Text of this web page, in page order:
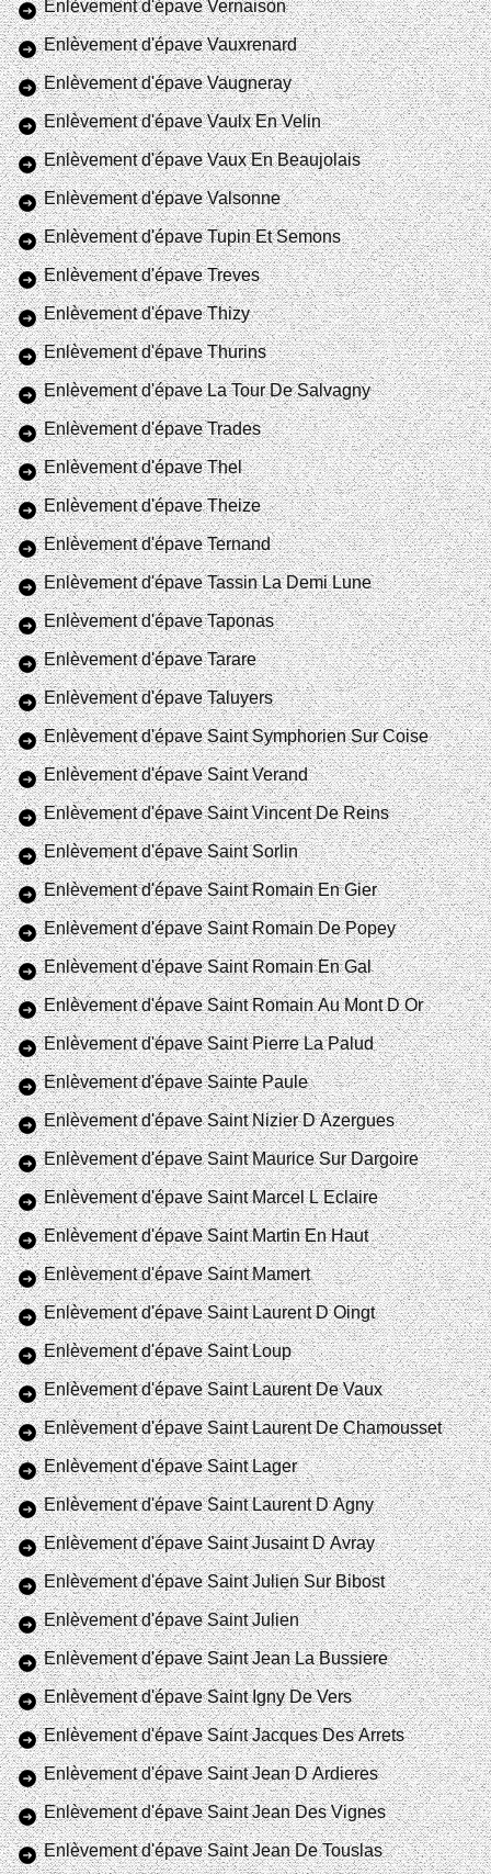
Enlèvement d'épave Vernaison
Enlèvement d'épave Vauxrenard
Enlèvement d'épave Vaugneray
Enlèvement d'épave Vaulx En Velin
Enlèvement d'épave Vaux En Beaujolais
Enlèvement d'épave Valsonne
Enlèvement d'épave Tupin Et Semons
Enlèvement d'épave Treves
Enlèvement d'épave Thizy
Enlèvement d'épave Thurins
Enlèvement d'épave La Tour De Salvagny
Enlèvement d'épave Trades
Enlèvement d'épave Thel
Enlèvement d'épave Theize
Enlèvement d'épave Ternand
Enlèvement d'épave Tassin La Demi Lune
Enlèvement d'épave Taponas
Enlèvement d'épave Tarare
Enlèvement d'épave Taluyers
Enlèvement d'épave Saint Symphorien Sur Coise
Enlèvement d'épave Saint Verand
Enlèvement d'épave Saint Vincent De Reins
Enlèvement d'épave Saint Sorlin
Enlèvement d'épave Saint Romain En Gier
Enlèvement d'épave Saint Romain De Popey
Enlèvement d'épave Saint Romain En Gal
Enlèvement d'épave Saint Romain Au Mont D Or
Enlèvement d'épave Saint Pierre La Palud
Enlèvement d'épave Sainte Paule
Enlèvement d'épave Saint Nizier D Azergues
Enlèvement d'épave Saint Maurice Sur Dargoire
Enlèvement d'épave Saint Marcel L Eclaire
Enlèvement d'épave Saint Martin En Haut
Enlèvement d'épave Saint Mamert
Enlèvement d'épave Saint Laurent D Oingt
Enlèvement d'épave Saint Loup
Enlèvement d'épave Saint Laurent De Vaux
Enlèvement d'épave Saint Laurent De Chamousset
Enlèvement d'épave Saint Lager
Enlèvement d'épave Saint Laurent D Agny
Enlèvement d'épave Saint Jusaint D Avray
Enlèvement d'épave Saint Julien Sur Bibost
Enlèvement d'épave Saint Julien
Enlèvement d'épave Saint Jean La Bussiere
Enlèvement d'épave Saint Igny De Vers
Enlèvement d'épave Saint Jacques Des Arrets
Enlèvement d'épave Saint Jean D Ardieres
Enlèvement d'épave Saint Jean Des Vignes
Enlèvement d'épave Saint Jean De Touslas